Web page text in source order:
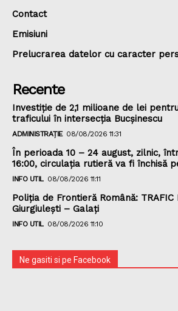
Contact
Emisiuni
Prelucrarea datelor cu caracter
Recente
Investiție de 2,1 milioane de lei
traficului în intersecția Bucșinescu
ADMINISTRAȚIE 08/08/2026 11:31
În perioada 10 – 24 august, zilnic,
16:00, circulația rutieră va fi închisă
INFO UTIL 08/08/2026 11:11
Poliţia de Frontieră Română: TRAFIC
Giurgiulești – Galați
INFO UTIL 08/08/2026 11:10
Ne gasiti si pe Facebook